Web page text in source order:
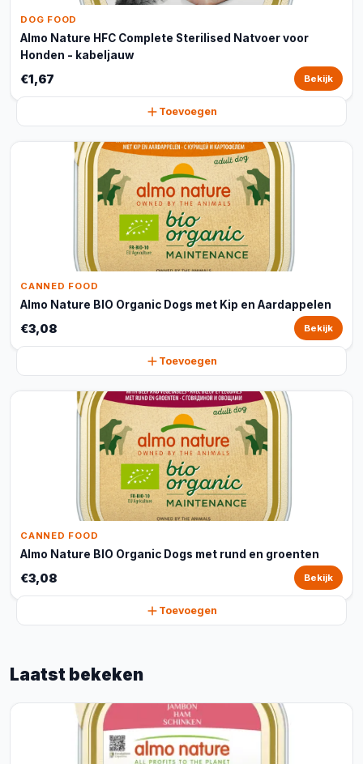
DOG FOOD
Almo Nature HFC Complete Sterilised Natvoer voor
Honden - kabeljauw
€1,67 Bekijk
Toevoegen
CANNED FOOD
Almo Nature BIO Organic Dogs met Kip en Aardappelen
€3,08 Bekijk
Toevoegen
CANNED FOOD
Almo Nature BIO Organic Dogs met rund en groenten
€3,08 Bekijk
Toevoegen
Laatst bekeken